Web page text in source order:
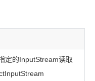
定的InputStream读取